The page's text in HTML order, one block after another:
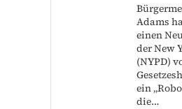
Adams
einen
der New
(NYPD)
ein
die…